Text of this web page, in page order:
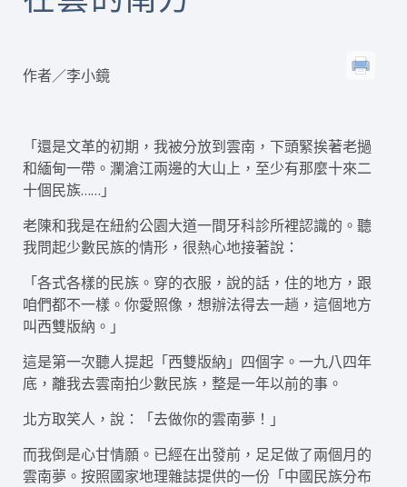
作者／李小鏡
「還是文革的初期，我被分放到雲南，下頭緊挨著老撾
和緬甸一帶。瀾滄江兩邊的大山上，至少有那麼十來二
十個民族……」
老陳和我是在紐約公園大道一間牙科診所裡認識的。聽
我問起少數民族的情形，很熱心地接著說：
「各式各樣的民族。穿的衣服，說的話，住的地方，跟
咱們都不一樣。你愛照像，想辦法得去一趟，這個地方
叫西雙版納。」
這是第一次聽人提起「西雙版納」四個字。一九八四年
底，離我去雲南拍少數民族，整是一年以前的事。
北方取笑人，說：「去做你的雲南夢！」
而我倒是心甘情願。已經在出發前，足足做了兩個月的
雲南夢。按照國家地理雜誌提供的一份「中國民族分布